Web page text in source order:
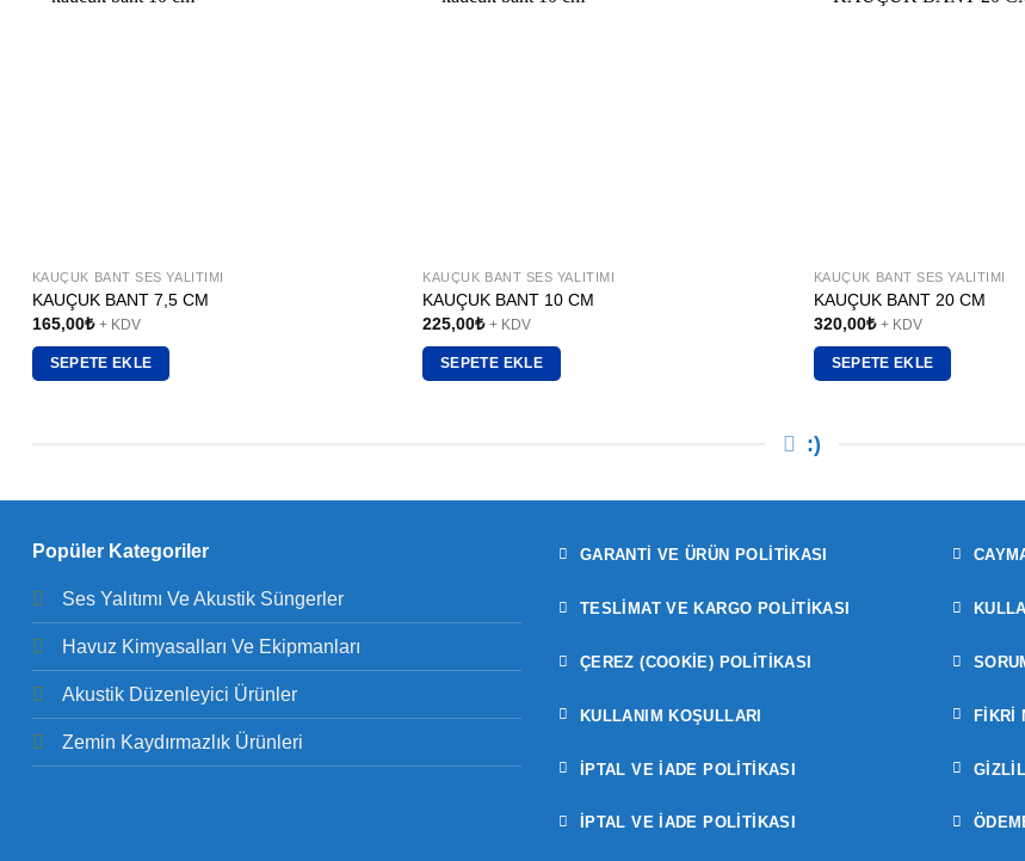
KAUÇUK BANT SES YALITIMI
KAUÇUK BANT 7,5 CM
165,00₺ + KDV
SEPETE EKLE
KAUÇUK BANT SES YALITIMI
KAUÇUK BANT 10 CM
225,00₺ + KDV
SEPETE EKLE
KAUÇUK BANT SES YALITIMI
KAUÇUK BANT 20 CM
320,00₺ + KDV
SEPETE EKLE
:)
Popüler Kategoriler
Ses Yalıtımı Ve Akustik Süngerler
Havuz Kimyasalları Ve Ekipmanları
Akustik Düzenleyici Ürünler
Zemin Kaydırmazlık Ürünleri
GARANTI VE ÜRÜN POLITIKASI
TESLIMAT VE KARGO POLITIKASI
ÇEREZ (COOKIE) POLITIKASI
KULLANIM KOŞULLARI
İPTAL VE İADE POLITIKASI
İPTAL VE İADE POLITIKASI
FIKRI